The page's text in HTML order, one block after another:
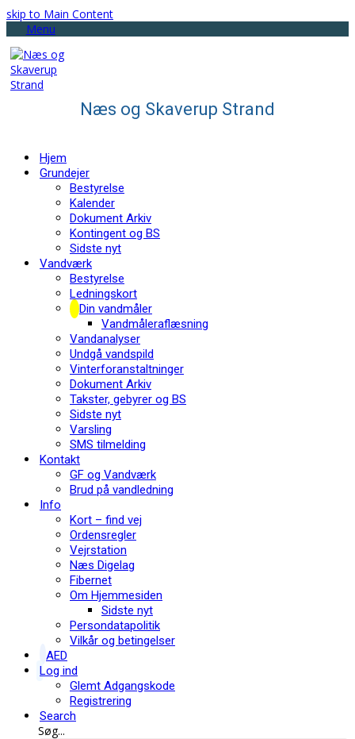
skip to Main Content
Menu
Næs og Skaverup Strand
Hjem
Grundejer
Bestyrelse
Kalender
Dokument Arkiv
Kontingent og BS
Sidste nyt
Vandværk
Bestyrelse
Ledningskort
Din vandmåler
Vandmåleraflæsning
Vandanalyser
Undgå vandspild
Vinterforanstaltninger
Dokument Arkiv
Takster, gebyrer og BS
Sidste nyt
Varsling
SMS tilmelding
Kontakt
GF og Vandværk
Brud på vandledning
Info
Kort – find vej
Ordensregler
Vejrstation
Næs Digelag
Fibernet
Om Hjemmesiden
Sidste nyt
Persondatapolitik
Vilkår og betingelser
AED
Log ind
Glemt Adgangskode
Registrering
Search
Søg...